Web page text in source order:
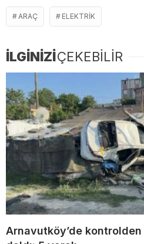
ARAÇ ELEKTRIK
İLGİNİZİÇEKEBİLİR
Arnavutköy’de